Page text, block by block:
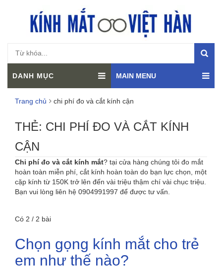
DANH MỤC MAIN MENU
Trang chủ chi phí đo và cắt kính cận
THẺ: CHI PHÍ ĐO VÀ CẮT KÍNH
CẬN
Chi phí đo và cắt kính mắt? tại cửa hàng chúng tôi đo mắt
hoàn toàn miễn phí, cắt kính hoàn toàn do bạn lực chọn, một
cặp kính từ 150K trở lên đến vài triệu thậm chí vài chục triệu.
Bạn vui lòng liên hệ 0904991997 để được tư vấn.
Có 2 / 2 bài
Chọn gọng kính mắt cho trẻ
em như thế nào?